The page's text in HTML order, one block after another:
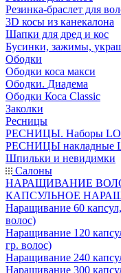
Резинка-браслет для
3D косы из канекалона
Шапки для дред и кос
Бусинки, зажимы,
Ободки
Ободки коса макси
Ободки. Диадема
Ободки Коса Classic
Заколки
Ресницы
РЕСНИЦЫ. Наборы
РЕСНИЦЫ накладные
Шпильки и невидимки
Салоны
НАРАЩИВАНИЕ
КАПСУЛЬНОЕ
Наращивание 60
волос)
Наращивание 120
гр. волос)
Наращивание 240
Наращивание 300